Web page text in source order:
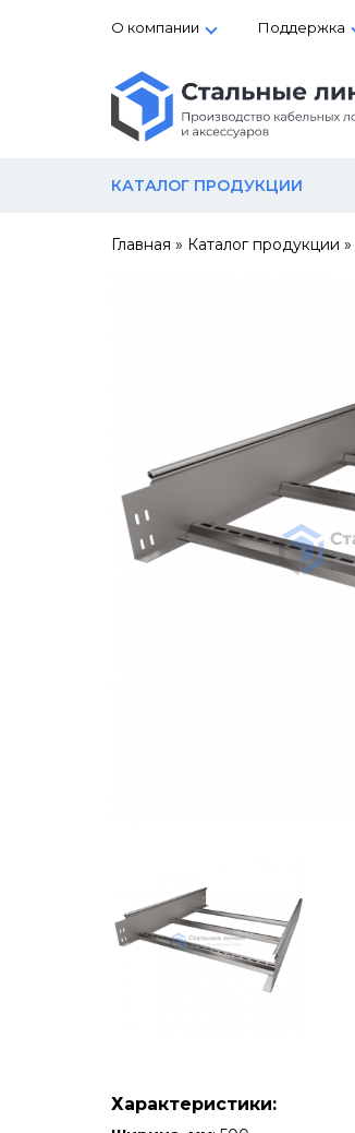
О компании Поддержка
КАТАЛОГ ПРОДУКЦИИ
Главная » Каталог продукции »
Характеристики: